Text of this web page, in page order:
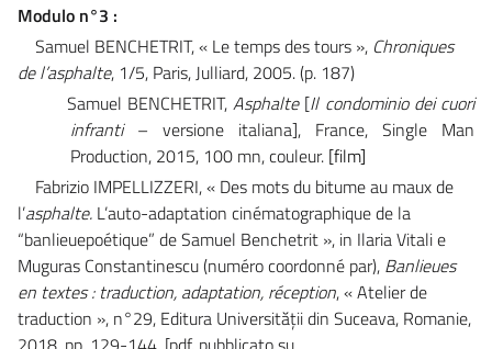
Modulo n°3 :
Samuel BENCHETRIT, « Le temps des tours », Chroniques
de l’asphalte, 1/5, Paris, Julliard, 2005. (p. 187)
Samuel BENCHETRIT,Asphalte [Il condominio dei cuori
infranti– versione italiana], France, Single Man
Production, 2015, 100 mn, couleur. [film]
Fabrizio IMPELLIZZERI, « Des mots du bitume au maux de
l’asphalte. L’auto-adaptation cinématographique de la
“banlieuepoétique” de Samuel Benchetrit », in Ilaria Vitali e
Muguras Constantinescu (numéro coordonné par), Banlieues
en textes : traduction, adaptation, réception, « Atelier de
traduction », n°29, Editura Universităţii din Suceava, Romanie,